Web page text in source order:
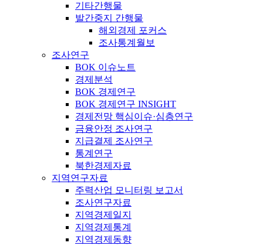
기타간행물
발간중지 간행물
해외경제 포커스
조사통계월보
조사연구
BOK 이슈노트
경제분석
BOK 경제연구
BOK 경제연구 INSIGHT
경제전망 핵심이슈·심층연구
금융안정 조사연구
지급결제 조사연구
통계연구
북한경제자료
지역연구자료
주력산업 모니터링 보고서
조사연구자료
지역경제일지
지역경제통계
지역경제동향